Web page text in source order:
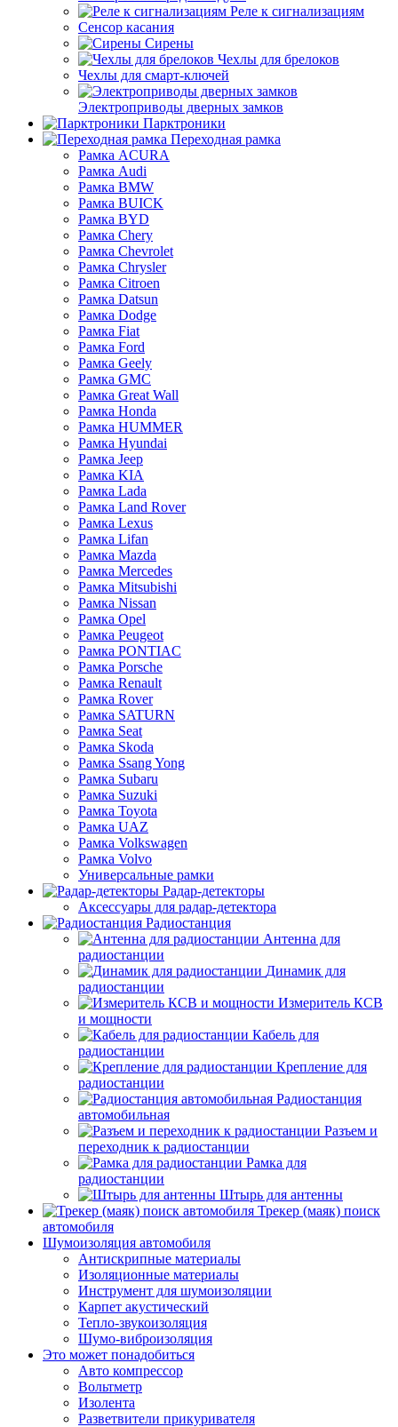
Реле к сигнализациям
Сенсор касания
Сирены
Чехлы для брелоков
Чехлы для смарт-ключей
Электроприводы дверных замков
Парктроники
Переходная рамка
Рамка ACURA
Рамка Audi
Рамка BMW
Рамка BUICK
Рамка BYD
Рамка Chery
Рамка Chevrolet
Рамка Chrysler
Рамка Citroen
Рамка Datsun
Рамка Dodge
Рамка Fiat
Рамка Ford
Рамка Geely
Рамка GMC
Рамка Great Wall
Рамка Honda
Рамка HUMMER
Рамка Hyundai
Рамка Jeep
Рамка KIA
Рамка Lada
Рамка Land Rover
Рамка Lexus
Рамка Lifan
Рамка Mazda
Рамка Mercedes
Рамка Mitsubishi
Рамка Nissan
Рамка Opel
Рамка Peugeot
Рамка PONTIAC
Рамка Porsche
Рамка Renault
Рамка Rover
Рамка SATURN
Рамка Seat
Рамка Skoda
Рамка Ssang Yong
Рамка Subaru
Рамка Suzuki
Рамка Toyota
Рамка UAZ
Рамка Volkswagen
Рамка Volvo
Универсальные рамки
Радар-детекторы
Аксессуары для радар-детектора
Радиостанция
Антенна для
радиостанции
Динамик для
радиостанции
Измеритель КСВ
и мощности
Кабель для
радиостанции
Крепление для
радиостанции
Радиостанция
автомобильная
Разъем и
переходник к радиостанции
Рамка для
радиостанции
Штырь для антенны
Трекер (маяк) поиск
автомобиля
Шумоизоляция автомобиля
Антискрипные материалы
Изоляционные материалы
Инструмент для шумоизоляции
Карпет акустический
Тепло-звукоизоляция
Шумо-виброизоляция
Это может понадобиться
Авто компрессор
Вольтметр
Изолента
Разветвители прикуривателя